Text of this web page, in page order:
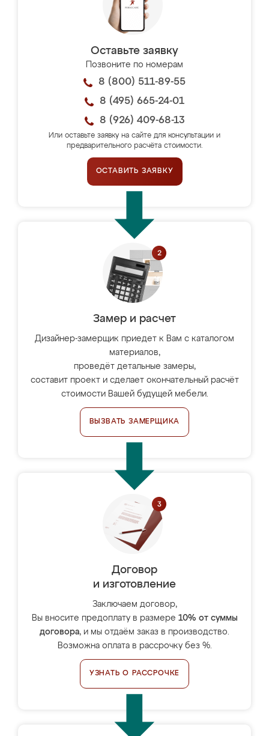
Оставьте заявку
Позвоните по номерам
8 (800) 511-89-55
8 (495) 665-24-01
8 (926) 409-68-13
Или оставьте заявку на сайте для консультации и
предварительного расчёта стоимости.
ОСТАВИТЬ ЗАЯВКУ
Замер и расчет
Дизайнер-замерщик приедет к Вам с каталогом
материалов,
проведёт детальные замеры,
составит проект и сделает окончательный расчёт
стоимости Вашей будущей мебели.
ВЫЗВАТЬ ЗАМЕРЩИКА
Договор
и изготовление
Заключаем договор,
Вы вносите предоплату в размере 10% от суммы
договора, и мы отдаём заказ в производство.
Возможна оплата в рассрочку без %.
УЗНАТЬ О РАССРОЧКЕ